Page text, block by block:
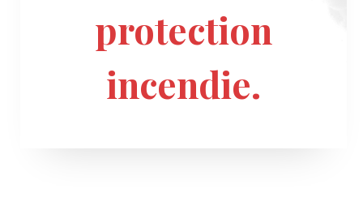
protection
incendie.